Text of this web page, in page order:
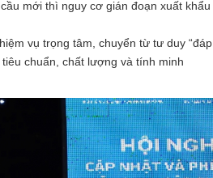
mới thì nguy cơ gián đoạn xuất khẩu
vụ trọng tâm, chuyển từ tư duy “đáp
chuẩn, chất lượng và tính minh